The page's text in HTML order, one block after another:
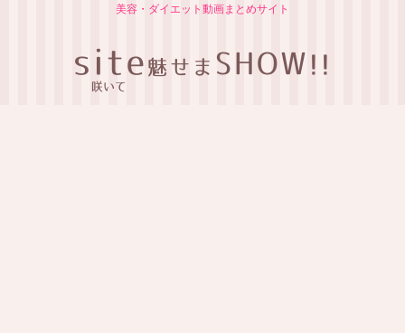
美容・ダイエット動画まとめサイト